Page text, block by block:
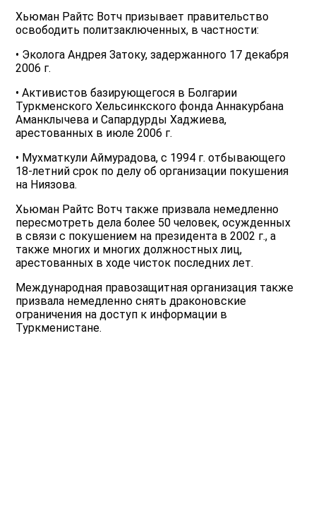
Хьюман Райтс Вотч призывает правительство
освободить политзаключенных, в частности:
• Эколога Андрея Затоку, задержанного 17 декабря
2006 г.
• Активистов базирующегося в Болгарии
Туркменского Хельсинкского фонда Аннакурбана
Аманклычева и Сапардурды Хаджиева,
арестованных в июле 2006 г.
• Мухматкули Аймурадова, с 1994 г. отбывающего
18-летний срок по делу об организации покушения
на Ниязова.
Хьюман Райтс Вотч также призвала немедленно
пересмотреть дела более 50 человек, осужденных
в связи с покушением на президента в 2002 г., а
также многих и многих должностных лиц,
арестованных в ходе чисток последних лет.
Международная правозащитная организация также
призвала немедленно снять драконовские
ограничения на доступ к информации в
Туркменистане.